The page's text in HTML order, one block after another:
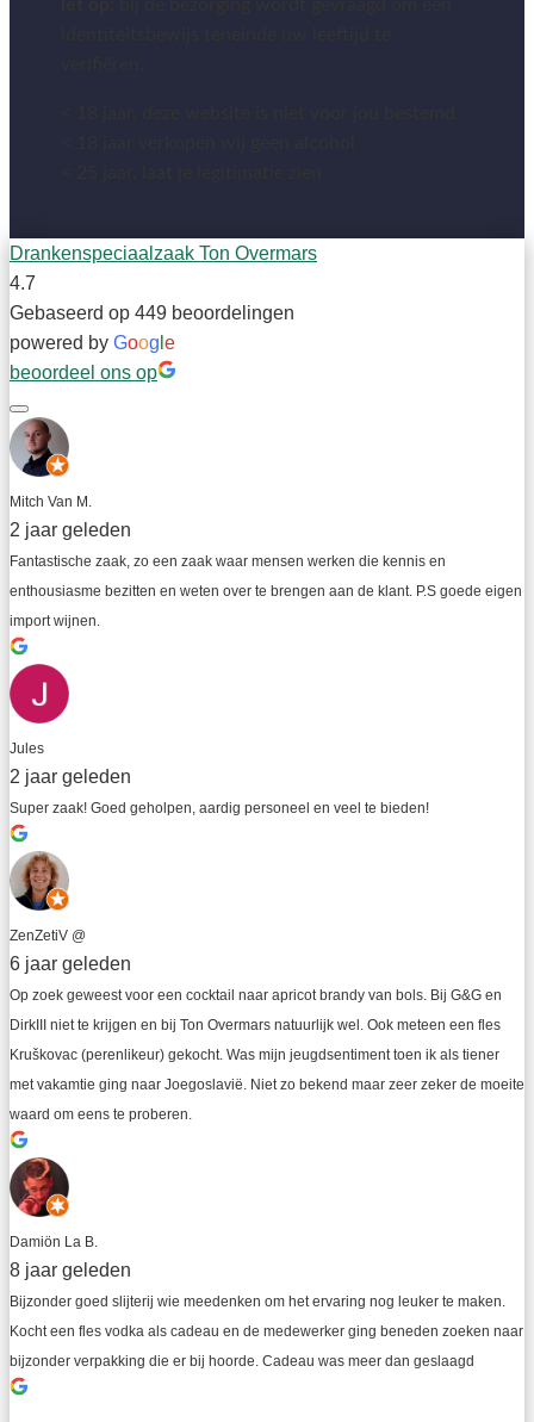
Drankenspeciaalzaak Ton Overmars
4.7
Gebaseerd op 449 beoordelingen
powered by Goog e
beoordeel ons op
Mitch Van M.
2 jaar geleden
Fantastische zaak, zo een zaak waar mensen werken die kennis en
enthousiasme bezitten en weten over te brengen aan de klant. P.S goede eigen
import wijnen.
Jules
2 jaar geleden
Super zaak! Goed geholpen, aardig personeel en veel te bieden!
ZenZetiV @
6 jaar geleden
Op zoek geweest voor een cocktail naar apricot brandy van bols. Bij G&G en
DirkIII niet te krijgen en bij Ton Overmars natuurlijk wel. Ook meteen een fles
Kruškovac (perenlikeur) gekocht. Was mijn jeugdsentiment toen ik als tiener
met vakamtie ging naar Joegoslavië. Niet zo bekend maar zeer zeker de moeite
waard om eens te proberen.
Damiön La B.
8 jaar geleden
Bijzonder goed slijterij wie meedenken om het ervaring nog leuker te maken.
Kocht een fles vodka als cadeau en de medewerker ging beneden zoeken naar
bijzonder verpakking die er bij hoorde. Cadeau was meer dan geslaagd